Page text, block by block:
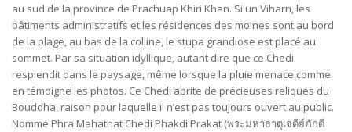
au sud de la province de Prachuap Khiri Khan. Si un Viharn, les
bâtiments administratifs et les résidences des moines sont au bord
de la plage, au bas de la colline, le stupa grandiose est placé au
sommet. Par sa situation idyllique, autant dire que ce Chedi
resplendit dans le paysage, même lorsque la pluie menace comme
en témoigne les photos. Ce Chedi abrite de précieuses reliques du
Bouddha, raison pour laquelle il n’est pas toujours ouvert au public.
Nommé Phra Mahathat Chedi Phakdi Prakat (พระมหาธาตุเจดีย์ภักดี